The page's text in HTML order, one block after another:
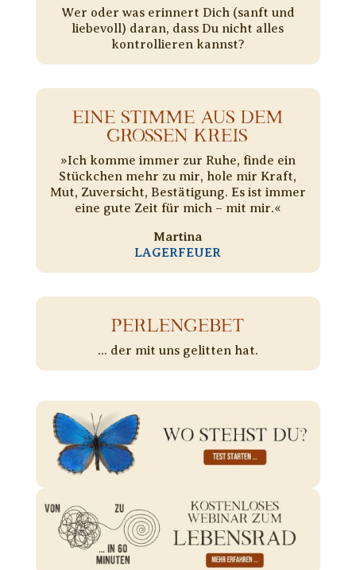
Wer oder was erinnert Dich (sanft und
liebevoll) daran, dass Du nicht alles
kontrollieren kannst?
EINE STIMME AUS DEM
GROSSEN KREIS
»Ich komme immer zur Ruhe, finde ein
Stückchen mehr zu mir, hole mir Kraft,
Mut, Zuversicht, Bestätigung. Es ist immer
eine gute Zeit für mich – mit mir.«
Martina
LAGERFEUER
PERLENGEBET
... der mit uns gelitten hat.